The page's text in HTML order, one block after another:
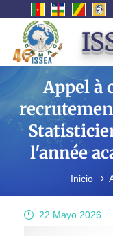
Appel à
l'année
Inicio
22 Mayo 2026